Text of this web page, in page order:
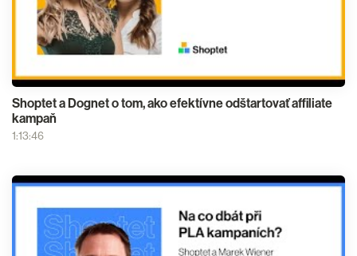
Shoptet a Dognet o tom, ako efektívne odštartovať affiliate
kampaň
1:13:46